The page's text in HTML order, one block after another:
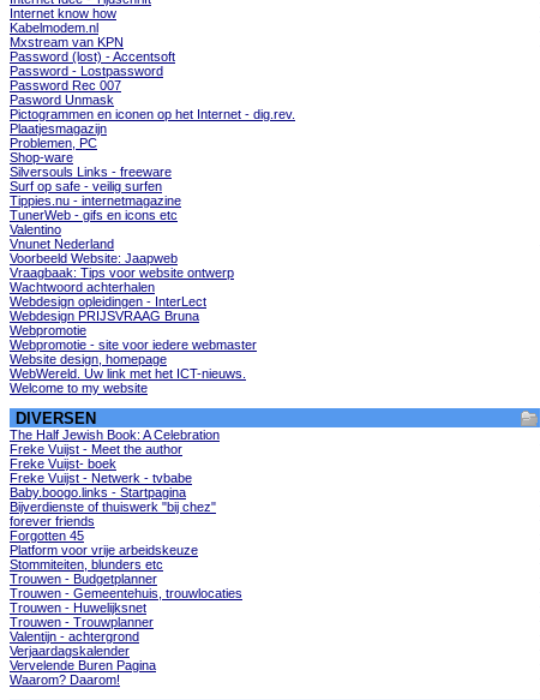
Internet know how
Kabelmodem.nl
Mxstream van KPN
Password (lost) - Accentsoft
Password - Lostpassword
Password Rec 007
Pasword Unmask
Pictogrammen en iconen op het Internet - dig.rev.
Plaatjesmagazijn
Problemen, PC
Shop-ware
Silversouls Links - freeware
Surf op safe - veilig surfen
Tippies.nu - internetmagazine
TunerWeb - gifs en icons etc
Valentino
Vnunet Nederland
Voorbeeld Website: Jaapweb
Vraagbaak: Tips voor website ontwerp
Wachtwoord achterhalen
Webdesign opleidingen - InterLect
Webdesign PRIJSVRAAG Bruna
Webpromotie
Webpromotie - site voor iedere webmaster
Website design, homepage
WebWereld. Uw link met het ICT-nieuws.
Welcome to my website
DIVERSEN
The Half Jewish Book: A Celebration
Freke Vuijst - Meet the author
Freke Vuijst- boek
Freke Vuijst - Netwerk - tvbabe
Baby.boogo.links - Startpagina
Bijverdienste of thuiswerk "bij chez"
forever friends
Forgotten 45
Platform voor vrije arbeidskeuze
Stommiteiten, blunders etc
Trouwen - Budgetplanner
Trouwen - Gemeentehuis, trouwlocaties
Trouwen - Huwelijksnet
Trouwen - Trouwplanner
Valentijn - achtergrond
Verjaardagskalender
Vervelende Buren Pagina
Waarom? Daarom!